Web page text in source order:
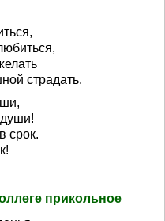
страдать.
срок.
прикольное